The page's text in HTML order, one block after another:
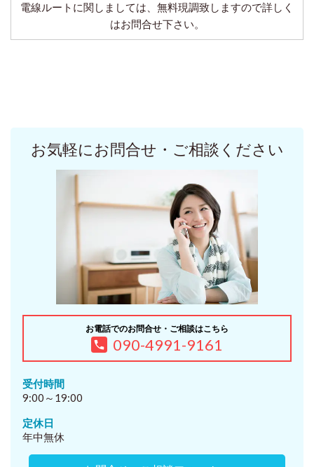
電線ルートに関しましては、無料現調致しますので詳しく
はお問合せ下さい。
お気軽にお問合せ・ご相談ください
お電話でのお問合せ・ご相談はこちら
090-4991-9161
受付時間
9:00～19:00
定休日
年中無休